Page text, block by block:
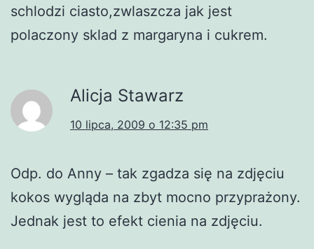
schlodzi ciasto,zwlaszcza jak jest
polaczony sklad z margaryna i cukrem.
Alicja Stawarz
10 lipca, 2009 o 12:35 pm
Odp. do Anny – tak zgadza się na zdjęciu
kokos wygląda na zbyt mocno przyprażony.
Jednak jest to efekt cienia na zdjęciu.